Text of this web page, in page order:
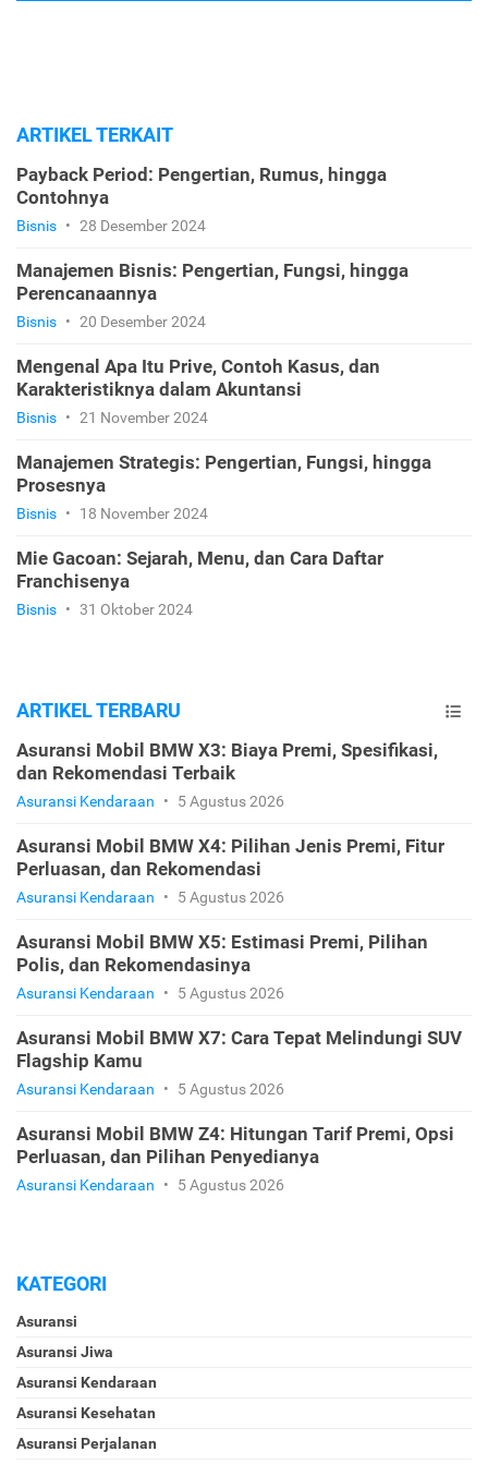
ARTIKEL TERKAIT
Payback Period: Pengertian, Rumus, hingga
Contohnya
Bisnis • 28 Desember 2024
Manajemen Bisnis: Pengertian, Fungsi, hingga
Perencanaannya
Bisnis • 20 Desember 2024
Mengenal Apa Itu Prive, Contoh Kasus, dan
Karakteristiknya dalam Akuntansi
Bisnis • 21 November 2024
Manajemen Strategis: Pengertian, Fungsi, hingga
Prosesnya
Bisnis • 18 November 2024
Mie Gacoan: Sejarah, Menu, dan Cara Daftar
Franchisenya
Bisnis • 31 Oktober 2024
ARTIKEL TERBARU
Asuransi Mobil BMW X3: Biaya Premi, Spesifikasi,
dan Rekomendasi Terbaik
Asuransi Kendaraan • 5 Agustus 2026
Asuransi Mobil BMW X4: Pilihan Jenis Premi, Fitur
Perluasan, dan Rekomendasi
Asuransi Kendaraan • 5 Agustus 2026
Asuransi Mobil BMW X5: Estimasi Premi, Pilihan
Polis, dan Rekomendasinya
Asuransi Kendaraan • 5 Agustus 2026
Asuransi Mobil BMW X7: Cara Tepat Melindungi SUV
Flagship Kamu
Asuransi Kendaraan • 5 Agustus 2026
Asuransi Mobil BMW Z4: Hitungan Tarif Premi, Opsi
Perluasan, dan Pilihan Penyedianya
Asuransi Kendaraan • 5 Agustus 2026
KATEGORI
Asuransi
Asuransi Jiwa
Asuransi Kendaraan
Asuransi Kesehatan
Asuransi Perjalanan